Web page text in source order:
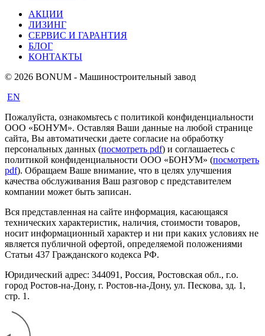
АКЦИИ
ЛИЗИНГ
СЕРВИС И ГАРАНТИЯ
БЛОГ
КОНТАКТЫ
© 2026 BONUM - Машиностроительный завод
EN
Пожалуйста, ознакомьтесь с политикой конфиденциальности
ООО «БОНУМ». Оставляя Ваши данные на любой странице
сайта, Вы автоматически даете согласие на обработку
персональных данных (посмотреть pdf) и соглашаетесь с
политикой конфиденциальности ООО «БОНУМ» (посмотреть
pdf). Обращаем Ваше внимание, что в целях улучшения
качества обслуживания Ваш разговор с представителем
компании может быть записан.
Вся представленная на сайте информация, касающаяся
технических характеристик, наличия, стоимости товаров,
носит информационный характер и ни при каких условиях не
является публичной офертой, определяемой положениями
Статьи 437 Гражданского кодекса РФ.
Юридический адрес: 344091, Россия, Ростовская обл., г.о.
город Ростов-на-Дону, г. Ростов-на-Дону, ул. Пескова, зд. 1,
стр. 1.